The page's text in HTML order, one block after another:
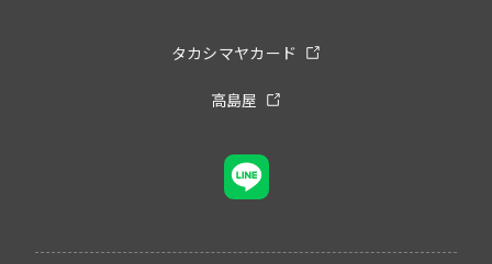
タカシマヤカード
高島屋